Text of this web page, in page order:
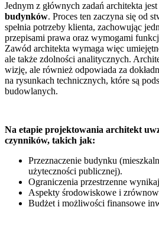
Jednym z głównych zadań architekta jest
budynków. Proces ten zaczyna się od
spełnia potrzeby klienta, zachowując
przepisami prawa oraz wymogami
Zawód architekta wymaga więc
ale także zdolności analitycznych.
wizję, ale również odpowiada za
na rysunkach technicznych, które są
budowlanych.
Na etapie projektowania architekt
czynników, takich jak:
Przeznaczenie budynku
użyteczności publicznej).
Ograniczenia przestrzenne
Aspekty środowiskowe i
Budżet i możliwości finansowe